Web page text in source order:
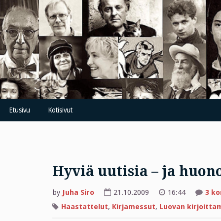
Skip
to
content
Etusivu Kotisivut
Hyviä uutisia – ja
by Juha Siro 21.10.2009 16:44 3
Haastattelut, Kirjamessut, Luovan